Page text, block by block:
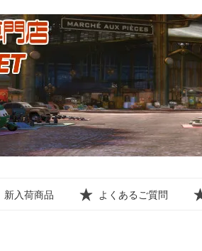
新入荷商品 よくあるご質問